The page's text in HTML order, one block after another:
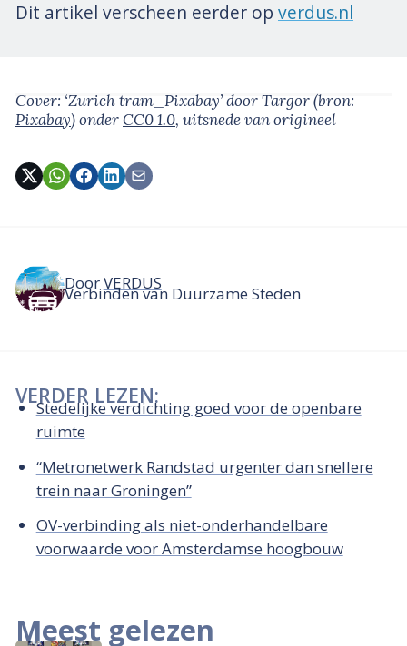
Dit artikel verscheen eerder op verdus.nl
Cover: ‘Zurich tram_Pixabay’door Targor(bron:
Pixabay)onderCC0 1.0, uitsnede van origineel
DoorVERDUS
Verbinden van Duurzame Steden
VERDER LEZEN:
Stedelijke verdichting goed voor de openbare
ruimte
“Metronetwerk Randstad urgenter dan snellere
trein naar Groningen”
OV-verbinding als niet-onderhandelbare
voorwaarde voor Amsterdamse hoogbouw
Meest gelezen